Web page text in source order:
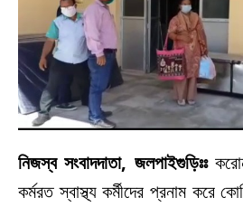
নিজস্ব সংবাদদাতা, জলপাইগুড়িঃঃ
কর্মরত স্বাস্থ্য কর্মীদের প্রনাম করে